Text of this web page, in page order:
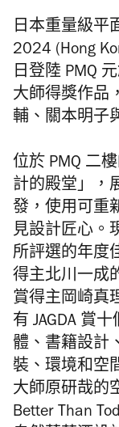
日本重量級平
2024 (Hong
日登陸 PMQ
大師得獎作品
輔、關本明子
位於 PMQ 二
計的殿堂」，
發，使用可重
見設計匠心。
所評選的年度
得主北川一成
賞得主岡崎真
有 JAGDA 賞
體、書籍設計
裝、環境和空
大師原研哉的
Better Than